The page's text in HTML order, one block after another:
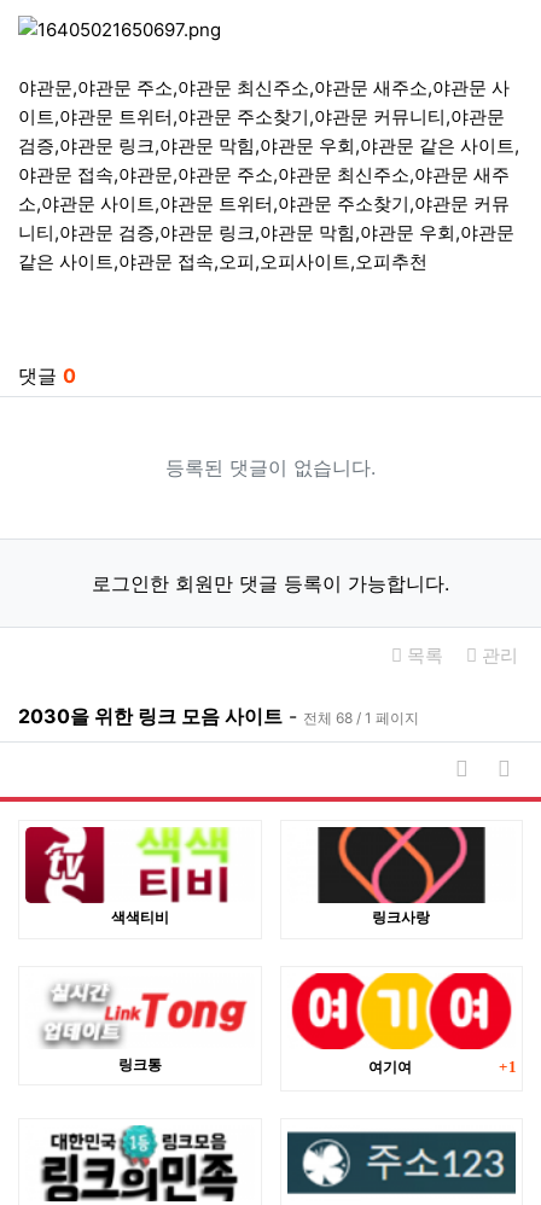
야관문,야관문 주소,야관문 최신주소,야관문 새주소,야관문 사
이트,야관문 트위터,야관문 주소찾기,야관문 커뮤니티,야관문
검증,야관문 링크,야관문 막힘,야관문 우회,야관문 같은 사이트,
야관문 접속,야관문,야관문 주소,야관문 최신주소,야관문 새주
소,야관문 사이트,야관문 트위터,야관문 주소찾기,야관문 커뮤
니티,야관문 검증,야관문 링크,야관문 막힘,야관문 우회,야관문
같은 사이트,야관문 접속,오피,오피사이트,오피추천
댓글 0
등록된 댓글이 없습니다.
로그인한 회원만 댓글 등록이 가능합니다.
목록 관리
2030을 위한 링크 모음 사이트 - 전체 68 / 1 페이지
게시물
게
색색티비 링크사랑
링크통 여기여 댓글
1